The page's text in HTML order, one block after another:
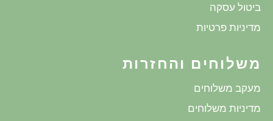
ביטול עסקה
מדיניות פרטיות
משלוחים והחזרות
מעקב משלוחים
מדיניות משלוחים